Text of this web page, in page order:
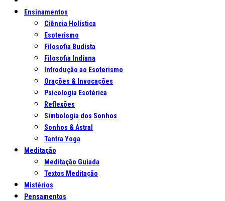
Ensinamentos
Ciência Holística
Esoterismo
Filosofia Budista
Filosofia Indiana
Introdução ao Esoterismo
Orações & Invocações
Psicologia Esotérica
Reflexões
Simbologia dos Sonhos
Sonhos & Astral
Tantra Yoga
Meditação
Meditação Guiada
Textos Meditação
Mistérios
Pensamentos